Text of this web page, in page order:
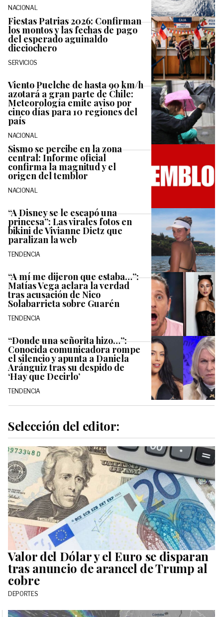
NACIONAL
Fiestas Patrias 2026: Confirman
los montos y las fechas de pago
del esperado aguinaldo
dieciochero
SERVICIOS
Viento Puelche de hasta 90 km/h
azotará a gran parte de Chile:
Meteorología emite aviso por
cinco días para 10 regiones del
país
NACIONAL
Sismo se percibe en la zona
central: Informe oficial
confirma la magnitud y el
origen del temblor
NACIONAL
“A Disney se le escapó una
princesa”: Las virales fotos en
bikini de Vivianne Dietz que
paralizan la web
TENDENCIA
“A mí me dijeron que estaba…”:
Matías Vega aclara la verdad
tras acusación de Nico
Solabarrieta sobre Guarén
TENDENCIA
“Donde una señorita hizo…”:
Conocida comunicadora rompe
el silencio y apunta a Daniela
Aránguiz tras su despido de
‘Hay que Decirlo’
TENDENCIA
Selección del editor:
Valor del Dólar y el Euro se disparan
tras anuncio de arancel de Trump al
cobre
DEPORTES